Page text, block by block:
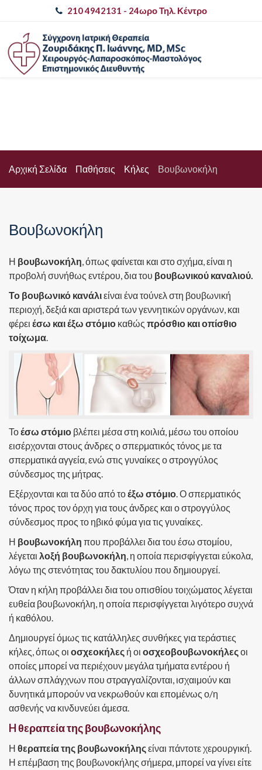
210 4942131 - 24ωρο Τηλ. Κέντρο
Αρχική Σελίδα Παθήσεις Κήλες Βουβωνοκήλη
Βουβωνοκήλη
Η βουβωνοκήλη, όπως φαίνεται και στο σχήμα, είναι η
προβολή συνήθως εντέρου, δια του βουβωνικού καναλιού.
Το βουβωνικό κανάλιείναι ένα τούνελ στη βουβωνική
περιοχή, δεξιά και αριστερά των γεννητικών οργάνων, και
φέρει έσω και έξω στόμιο καθώς πρόσθιο και οπίσθιο
τοίχωμα.
Τοέσω στόμιο βλέπει μέσα στη κοιλιά, μέσω του οποίου
εισέρχονται στους άνδρες ο σπερματικός τόνος με τα
σπερματικά αγγεία, ενώ στις γυναίκες ο στρογγύλος
σύνδεσμος της μήτρας.
Εξέρχονται και τα δύο από τοέξω στόμιο. Ο σπερματικός
τόνος προς τον όρχη για τους άνδρες και ο στρογγύλος
σύνδεσμος προς το ηβικό φύμα για τις γυναίκες.
Η βουβωνοκήλη που προβάλλει δια του έσω στομίου,
λέγεται λοξή βουβωνοκήλη, η οποία περισφίγγεται εύκολα,
λόγω της στενότητας του δακτυλίου που δημιουργεί.
Όταν η κήλη προβάλλει δια του οπισθίου τοιχώματος λέγεται
ευθεία βουβωνοκήλη, η οποία περισφίγγεται λιγότερο συχνά
ή καθόλου.
Δημιουργεί όμως τις κατάλληλες συνθήκες για τεράστιες
κήλες, όπως οι οσχεοκήλες ή οι οσχεοβουβωνοκήλεςοι
οποίες μπορεί να περιέχουν μεγάλα τμήματα εντέρου ή
άλλων σπλάγχνων που στραγγαλίζονται, ισχαιμούν και
δυνητικά μπορούν να νεκρωθούν και επομένως ο/η
ασθενής να κινδυνεύει άμεσα.
H θεραπεία της βουβωνοκήλης
Η θεραπεία της βουβωνοκήληςείναι πάντοτε χερουργική.
Η επέμβαση της βουβωνοκήλης σήμερα, μπορεί να γίνει είτε